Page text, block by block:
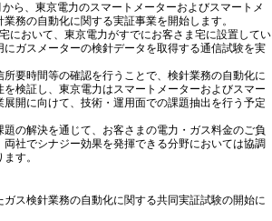
ら、東京電力のスマートメーターおよびスマートメ
務の自動化に関する実証事業を開始します。
において、東京電力がすでにお客さま宅に設置してい
ガスメーターの検針データを取得する通信試験を実
要時間等の確認を行うことで、検針業務の自動化に
検証し、東京電力はスマートメーターおよびスマー
開に向けて、技術・運用面での課題抽出を行う予定
の解決を通じて、お客さまの電力・ガス料金のご負
社でシナジー効果を発揮できる分野においては協調
す。
ス検針業務の自動化に関する共同実証試験の開始に